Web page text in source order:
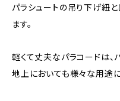
パラシュートの吊り下げ紐
ます。
軽くて丈夫なパラコードは
地上においても様々な用途に